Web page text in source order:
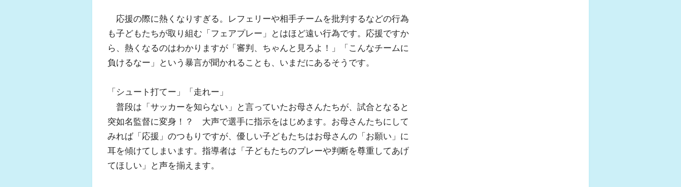
応援の際に熱くなりすぎる。レフェリーや相手チームを批判するなどの行為
も子どもたちが取り組む「フェアプレー」とはほど遠い行為です。応援ですか
ら、熱くなるのはわかりますが「審判、ちゃんと見ろよ！」「こんなチームに
負けるなー」という暴言が聞かれることも、いまだにあるそうです。
「シュート打てー」「走れー」
普段は「サッカーを知らない」と言っていたお母さんたちが、試合となると
突如名監督に変身！？ 大声で選手に指示をはじめます。お母さんたちにして
みれば「応援」のつもりですが、優しい子どもたちはお母さんの「お願い」に
耳を傾けてしまいます。指導者は「子どもたちのプレーや判断を尊重してあげ
てほしい」と声を揃えます。